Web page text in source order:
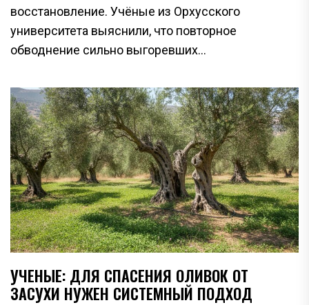
восстановление. Учёные из Орхусского
университета выяснили, что повторное
обводнение сильно выгоревших...
УЧЕНЫЕ: ДЛЯ СПАСЕНИЯ ОЛИВОК ОТ
ЗАСУХИ НУЖЕН СИСТЕМНЫЙ ПОДХОД